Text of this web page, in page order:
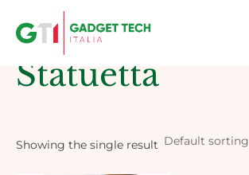
Home / Products tagged “Statuetta”
Statuetta
Showing the single result